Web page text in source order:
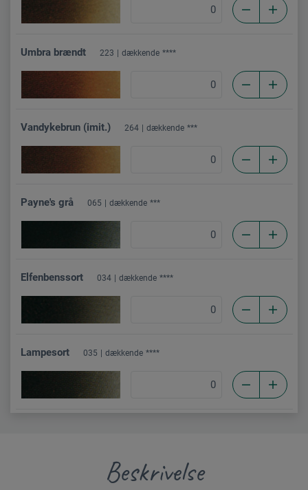
Umbra brændt 223 dækkende ****
Vandykebrun (imit.) 264 dækkende ***
Payne's grå 065 dækkende ***
Elfenbenssort 034 dækkende ****
Lampesort 035 dækkende ****
Beskrivelse